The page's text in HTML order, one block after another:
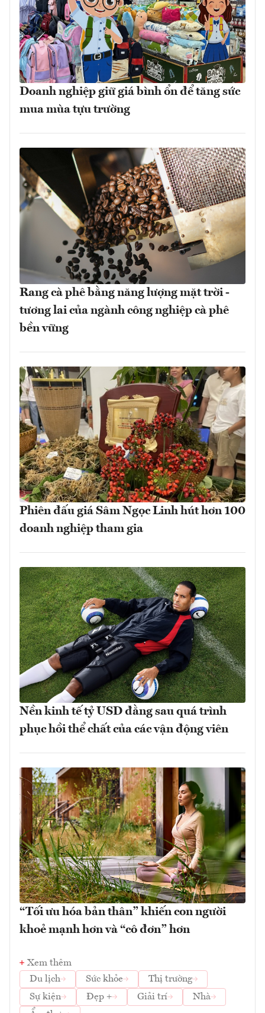
Doanh nghiệp giữ giá bình ổn để tăng sức
mua mùa tựu trường
Rang cà phê bằng năng lượng mặt trời -
tương lai của ngành công nghiệp cà phê
bền vững
Phiên đấu giá Sâm Ngọc Linh hút hơn 100
doanh nghiệp tham gia
Nền kinh tế tỷ USD đằng sau quá trình
phục hồi thể chất của các vận động viên
“Tối ưu hóa bản thân” khiến con người
khoẻ mạnh hơn và “cô đơn” hơn
Xem thêm
Du lịch
Sức khỏe
Thị trường
Sự kiện
Đẹp + Giải trí
Nhà